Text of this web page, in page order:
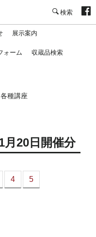
展示案内
ォーム 収蔵品検索
種講座
月20日開催分
4 5